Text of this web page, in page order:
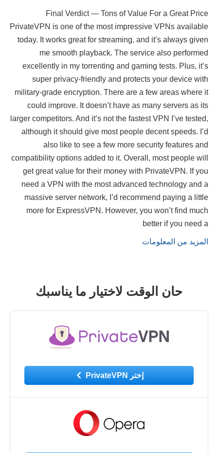
Final Verdict — Tons of Value For a Great Price
PrivateVPN is one of the most impressive VPNs available
today. It works great for streaming, and it’s always given
me smooth playback. The service also performed
excellently in my torrenting and gaming tests. Plus, it’s
super privacy-friendly and protects your device with
military-grade encryption. There are a few areas where it
could improve. It doesn’t have as many servers as its
larger competitors. And it’s not the fastest VPN I’ve tested,
although it should give most people decent speeds. I’d
also like to see a few more security features and
compatibility options added to it. Overall, most people will
get great value for their money with PrivateVPN. If you
need a VPN with the most advanced technology and a
massive server network, I’d recommend paying a little
more for ExpressVPN. However, you won’t find much
better if you need a
المزيد من المعلومات
حان الوقت لاختيار ما يناسبك
إختر PrivateVPN